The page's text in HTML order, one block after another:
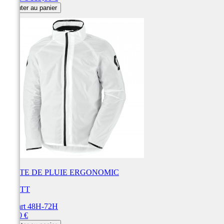
de
base
Ajouter au panier
VESTE DE PLUIE ERGONOMIC
SCOTT
Départ 48H-72H
74,90 €